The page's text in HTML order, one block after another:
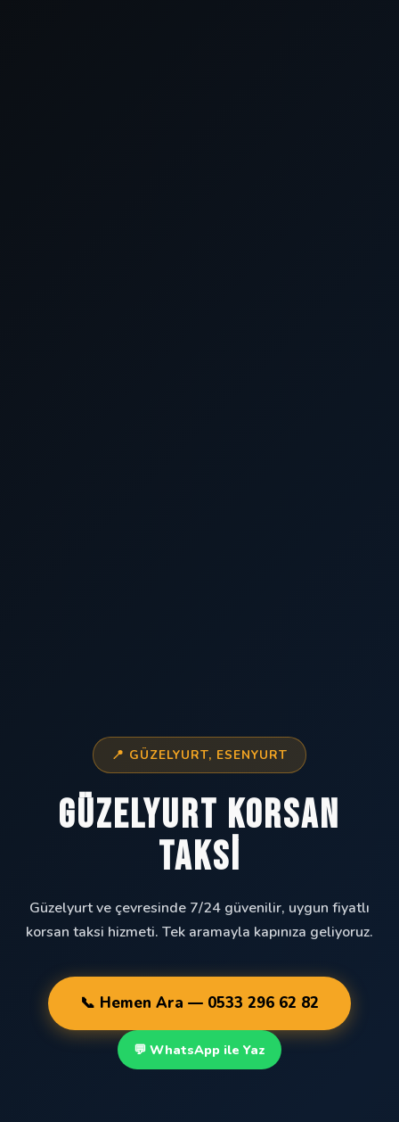
📍 GÜZELYURT, ESENYURT
Güzelyurt Korsan
Taksi
Güzelyurt ve çevresinde 7/24 güvenilir, uygun fiyatlı
korsan taksi hizmeti. Tek aramayla kapınıza geliyoruz.
📞 Hemen Ara — 0533 296 62 82
💬 WhatsApp ile Yaz